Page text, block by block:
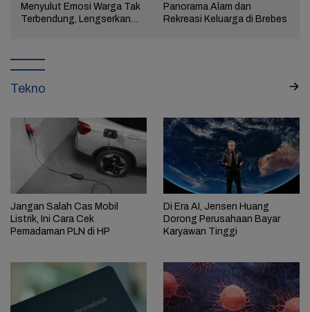
Menyulut Emosi Warga Tak
Terbendung, Lengserkan
Panorama Alam dan
Rekreasi Keluarga di Brebes
Tekno
Jangan Salah Cas Mobil
Listrik, Ini Cara Cek
Pemadaman PLN di HP
Di Era AI, Jensen Huang
Dorong Perusahaan Bayar
Karyawan Tinggi